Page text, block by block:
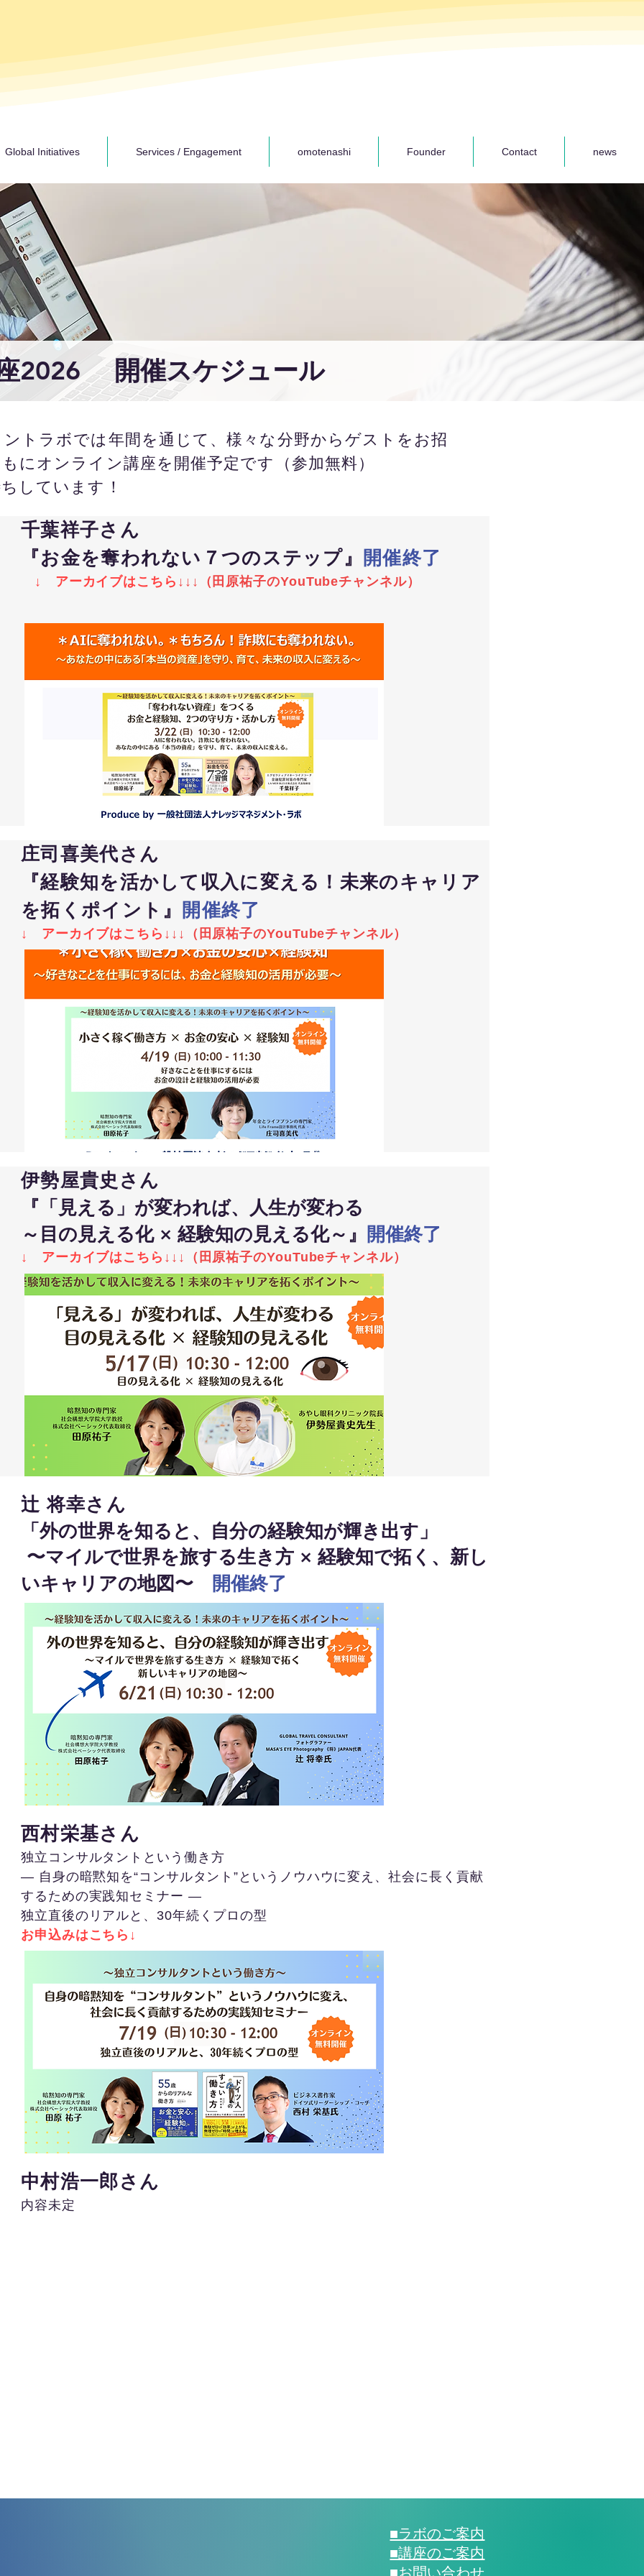
Global Initiatives Services / Engagement omotenashi Founder Contact news
2026 開催スケジュール
トラボでは年間を通じて、様々な分野からゲストをお招
にオンライン講座を開催予定です（参加無料）
しています！
千葉祥子さん
『お金を奪われない７つのステップ』
開催終了
↓ アーカイブはこちら ↓ ↓ ↓（ 田原祐子のYouTubeチャンネル）
庄司喜美代さん
『経験知を活かして収入に変える！未来のキャリア
を拓くポイント』
開催終了
↓ アーカイブはこちら ↓ ↓ ↓（ 田原祐子のYouTubeチャンネル）
伊勢屋貴史さん
『 「見える」が変われば、人生が変わる
～目の見える化 × 経験知の見える化～ 』 開催終了
↓ アーカイブはこちら ↓ ↓ ↓（ 田原祐子のYouTubeチャンネル）
辻 将幸さん
「外の世界を知ると、自分の経験知が輝き出す」
〜マイルで世界を旅する生き方 × 経験知で拓く、新し
いキャリアの地図〜
開催終了
西村栄基さん
独立コンサルタントという働き方
— 自身の暗黙知を“コンサルタント”というノウハウに変え、社会に長く貢献
するための実践知セミナー —
独立直後のリアルと、30年続くプロの型
​お申込みはこちら↓
中村浩一郎さん
​内容未定
■ラボのご案内
■講座のご案内
​■お問い合わせ